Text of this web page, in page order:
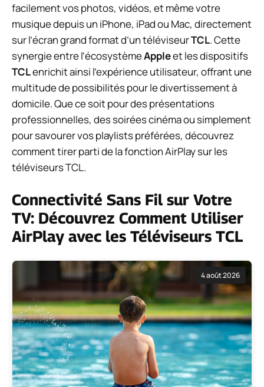
facilement vos photos, vidéos, et même votre
musique depuis un iPhone, iPad ou Mac, directement
sur l’écran grand format d’un téléviseurTCL. Cette
synergie entre l’écosystèmeAppleet les dispositifs
TCLenrichit ainsi l’expérience utilisateur, offrant une
multitude de possibilités pour le divertissement à
domicile. Que ce soit pour des présentations
professionnelles, des soirées cinéma ou simplement
pour savourer vos playlists préférées, découvrez
comment tirer parti de la fonction AirPlay sur les
téléviseurs TCL.
Connectivité Sans Fil sur Votre
TV: Découvrez Comment Utiliser
AirPlay avec les Téléviseurs TCL
4 août 2026